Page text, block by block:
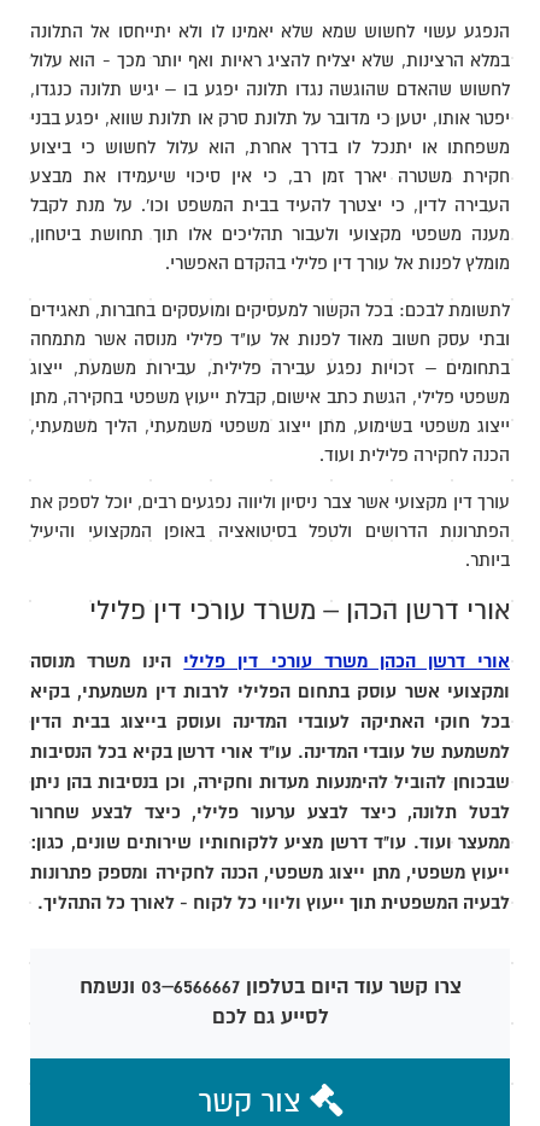
הנפגע עשוי לחשוש שמא שלא יאמינו לו ולא יתייחסו אל התלונה
במלא הרצינות, שלא יצליח להציג ראיות ואף יותר מכך - הוא עלול
לחשוש שהאדם שהוגשה נגדו תלונה יפגע בו – יגיש תלונה כנגדו,
יפטר אותו, יטען כי מדובר על תלונת סרק או תלונת שווא, יפגע בבני
משפחתו או יתנכל לו בדרך אחרת, הוא עלול לחשוש כי ביצוע
חקירת משטרה יארך זמן רב, כי אין סיכוי שיעמידו את מבצע
העבירה לדין, כי יצטרך להעיד בבית המשפט וכו'. על מנת לקבל
מענה משפטי מקצועי ולעבור תהליכים אלו תוך תחושת ביטחון,
מומלץ לפנות אל עורך דין פלילי בהקדם האפשרי.
לתשומת לבכם: בכל הקשור למעסיקים ומועסקים בחברות, תאגידים
ובתי עסק חשוב מאוד לפנות אל עו"ד פלילי מנוסה אשר מתמחה
בתחומים – זכויות נפגע עבירה פלילית, עבירות משמעת, ייצוג
משפטי פלילי, הגשת כתב אישום, קבלת ייעוץ משפטי בחקירה, מתן
ייצוג משפטי בשימוע, מתן ייצוג משפטי משמעתי, הליך משמעתי,
הכנה לחקירה פלילית ועוד.
עורך דין מקצועי אשר צבר ניסיון וליווה נפגעים רבים, יוכל לספק את
הפתרונות הדרושים ולטפל בסיטואציה באופן המקצועי והיעיל
ביותר.
אורי דרשן הכהן – משרד עורכי דין פלילי
אורי דרשן הכהן משרד עורכי דין פלילי הינו משרד מנוסה
ומקצועי אשר עוסק בתחום הפלילי לרבות דין משמעתי, בקיא
בכל חוקי האתיקה לעובדי המדינה ועוסק בייצוג בבית הדין
למשמעת של עובדי המדינה. עו"ד אורי דרשן בקיא בכל הנסיבות
שבכוחן להוביל להימנעות מעדות וחקירה, וכן בנסיבות בהן ניתן
לבטל תלונה, כיצד לבצע ערעור פלילי, כיצד לבצע שחרור
ממעצר ועוד. עו"ד דרשן מציע ללקוחותיו שירותים שונים, כגון:
ייעוץ משפטי, מתן ייצוג משפטי, הכנה לחקירה ומספק פתרונות
לבעיה המשפטית תוך ייעוץ וליווי כל לקוח - לאורך כל התהליך.
צרו קשר עוד היום בטלפון 6566667–03 ונשמח
לסייע גם לכם
צור קשר